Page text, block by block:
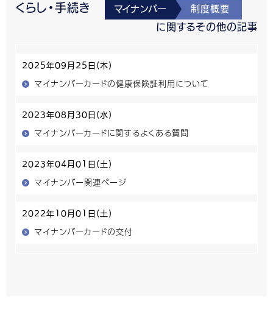
くらし・手続き マイナンバー 制度概要
に関するその他の記事
2025年09月25日(木)
マイナンバーカードの健康保険証利用について
2023年08月30日(水)
マイナンバーカードに関するよくある質問
2023年04月01日(土)
マイナンバー関連ページ
2022年10月01日(土)
マイナンバーカードの交付